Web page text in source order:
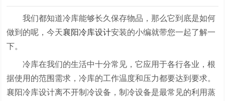
我们都知道冷库能够长久保存物品，那么它到底是如何
做到的呢，今天襄阳冷库设计安装的小编就带您一起了解一
下。
冷库在我们的生活中十分常见，它应用于各行各业，根
据使用的范围需求，冷库的工作温度和压力都要达到要求。
襄阳冷库设计离不开制冷设备，制冷设备是最常见的利用蒸